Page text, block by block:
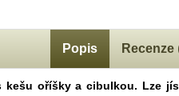
Popis Recenze
oříšky a cibulkou. Lze